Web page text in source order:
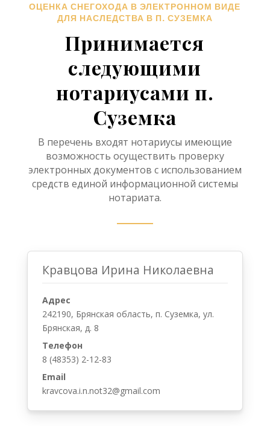
ОЦЕНКА СНЕГОХОДА В ЭЛЕКТРОННОМ ВИДЕ
ДЛЯ НАСЛЕДСТВА В П. СУЗЕМКА
Принимается
следующими
нотариусами п.
Суземка
В перечень входят нотариусы имеющие
возможность осуществить проверку
электронных документов с использованием
средств единой информационной системы
нотариата.
Кравцова Ирина Николаевна
Адрес
242190, Брянская область, п. Суземка, ул.
Брянская, д. 8
Телефон
8 (48353) 2-12-83
Email
kravcova.i.n.not32@gmail.com